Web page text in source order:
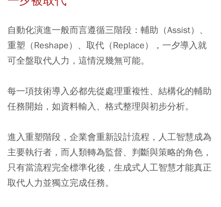
自動化演進一般而言遵循三階段：輔助（Assist）、
重塑（Reshape）、取代（Replace），一夕導入就
可全盤取代人力，這情況幾無可能。
每一項技術導入必都先從處理重複性、結構化的輔助
任務開始，如資料輸入、格式整理與初步分析。
進入重塑階段，企業會重新設計流程，人工智慧成為
主要執行者，而人類轉為監督、判斷與策略的角色，
只有當流程完全標準化後，生成式人工智慧才能真正
取代人力並獨立完成任務。